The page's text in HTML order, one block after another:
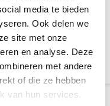
media te bieden
Ook delen we
site met onze
en analyse. Deze
met andere
of die ze hebben
van hun services.
€ 240,-